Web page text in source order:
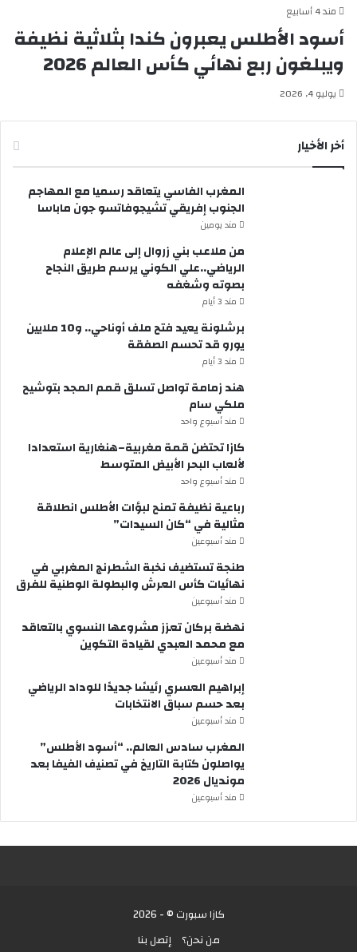
مند 4 أسابيع
أسود الأطلس يعبرون كندا بثلاثية نظيفة
ويبلغون ربع نهائي كأس العالم 2026
يوليو 4, 2026
أخر الأخيار
المغرب الفاسي يتعاقد رسميا مع المهاجم
الجنوب إفريقي تشيجوفاتسو جون ماباسا
مند يومين
من ملاعب بني زروال إلى عالم الإعلام
الرياضي..علي الكوني يرسم طريق النجاح
بصوته وشغفه
مند 3 أيام
برشلونة يعيد فتح ملف أوناحي.. و10 ملايين
يورو قد تحسم الصفقة
مند 3 أيام
هند زمامة تواصل تسلق قمم المجد بتوشيح
ملكي سام
مند أسبوع واحد
كازا تحتضن قمة مغربية–هنغارية استعدادا
لألعاب البحر الأبيض المتوسط
مند أسبوع واحد
رباعية نظيفة تمنح لبؤات الأطلس انطلاقة
مثالية في “كان السيدات”
مند أسبوعين
طنجة تستضيف نخبة الشطرنج المغربي في
نهائيات كأس العرش والبطولة الوطنية للفرق
مند أسبوعين
نهضة بركان تعزز مشروعها النسوي بالتعاقد
مع محمد العبدي لقيادة التكوين
مند أسبوعين
إبراهيم العسري رئيسًا جديدًا للوداد الرياضي
بعد حسم سباق الانتخابات
مند أسبوعين
المغرب سادس العالم.. “أسود الأطلس”
يواصلون كتابة التاريخ في تصنيف الفيفا بعد
مونديال 2026
مند أسبوعين
كازا سبورت © - 2026
من نحن؟
إتصل بنا